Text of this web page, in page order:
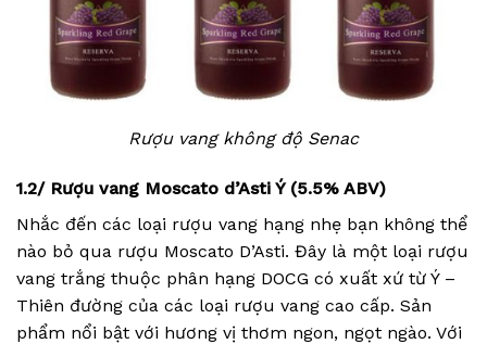
Rượu vang không độ Senac
1.2/ Rượu vang Moscato d’Asti Ý (5.5% ABV)
Nhắc đến các loại rượu vang hạng nhẹ bạn không thể
nào bỏ qua rượu Moscato D’Asti. Đây là một loại rượu
vang trắng thuộc phân hạng DOCG có xuất xứ từ Ý –
Thiên đường của các loại rượu vang cao cấp. Sản
phẩm nổi bật với hương vị thơm ngon, ngọt ngào. Với